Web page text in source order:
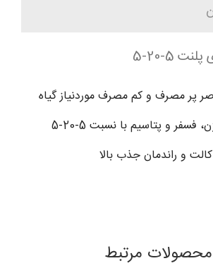
5-20-5
پر مصرف و کم مصرف موردنیاز گیاه
فسفر و پتاسیم با نسبت 5-20-5
و راندمان جذب بالا
محصولات مرتبط